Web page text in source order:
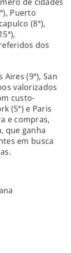
Puerto
(8ª),
dos
(9ª), San
valorizados
custo-
(5ª) e Paris
e compras,
que ganha
em busca